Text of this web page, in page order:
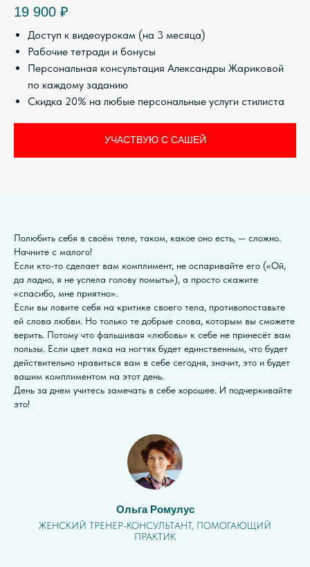
19 900 ₽
Доступ к видеоурокам (на 3 месяца)
Рабочие тетради и бонусы
Персональная консультация Александры Жариковой
по каждому заданию
Скидка 20% на любые персональные услуги стилиста
УЧАСТВУЮ С CАШЕЙ
Полюбить себя в своём теле, таком, какое оно есть, — сложно.
Начните с малого!
Если кто-то сделает вам комплимент, не оспаривайте его («Ой,
да ладно, я не успела голову помыть»), а просто скажите
«спасибо, мне приятно».
Если вы ловите себя на критике своего тела, противопоставьте
ей слова любви. Но только те добрые слова, которым вы сможете
верить. Потому что фальшивая «любовь» к себе не принесёт вам
пользы. Если цвет лака на ногтях будет единственным, что будет
действительно нравиться вам в себе сегодня, значит, это и будет
вашим комплиментом на этот день.
День за днем учитесь замечать в себе хорошее. И подчеркивайте
это!
Ольга Ромулус
ЖЕНСКИЙ ТРЕНЕР-КОНСУЛЬТАНТ, ПОМОГАЮЩИЙ
ПРАКТИК